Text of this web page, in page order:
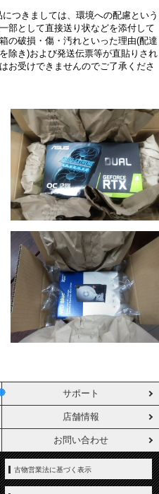
つきましては、環境への配慮という
部として直接送り状などを添付して
の破損・傷・汚れといった理由(配達
除き)および発送伝票等が直貼りされ
お受けできませんのでご了承くださ
サポート
店舗情報
お問い合わせ
古物営業法に基づく表示